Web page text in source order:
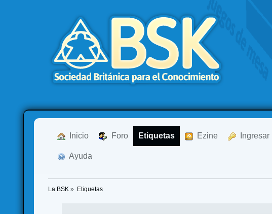
Inicio Foro Etiquetas Ezine Ingresar
Ayuda
La BSK » Etiquetas